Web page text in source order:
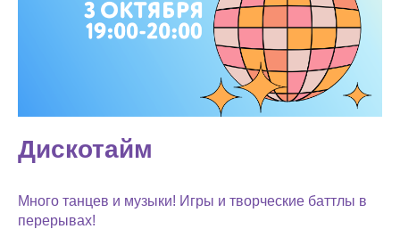
Дискотайм
Много танцев и музыки! Игры и творческие баттлы в
перерывах!